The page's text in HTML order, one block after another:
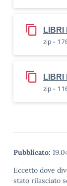
LIBRI
zip -
LIBRI
zip -
Pubblicato:
Eccetto dove
stato rilasciato